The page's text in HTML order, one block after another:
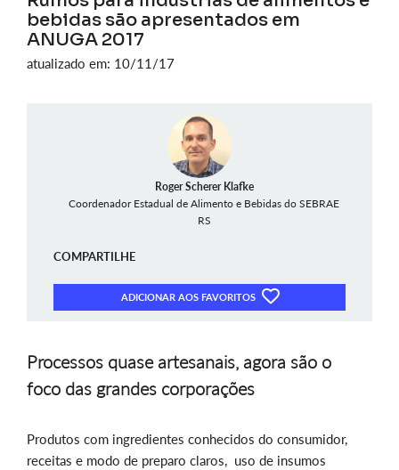
bebidas são apresentados em
ANUGA 2017
atualizado em: 10/11/17
Roger Scherer Klafke
Coordenador Estadual de Alimento e Bebidas do SEBRAE
RS
COMPARTILHE
ADICIONAR AOS FAVORITOS
Processos quase artesanais, agora são o
foco das grandes corporações
Produtos com ingredientes conhecidos do consumidor,
receitas e modo de preparo claros, uso de insumos